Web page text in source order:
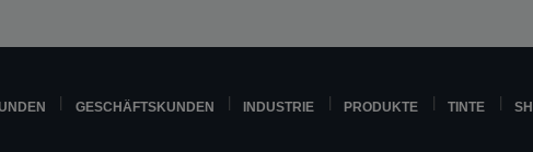
GESCHÄFTSKUNDEN INDUSTRIE PRODUKTE TINTE